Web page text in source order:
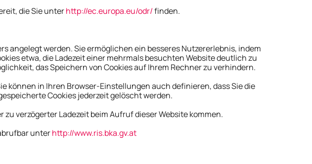
die Sie unterhttp://ec.europa.eu/odr/finden.
angelegt werden. Sie ermöglichen ein besseres Nutzererlebnis, indem
etwa, die Ladezeit einer mehrmals besuchten Website deutlich zu
das Speichern von Cookies auf Ihrem Rechner zu verhindern.
können in Ihren Browser-Einstellungen auch definieren, dass Sie die
Cookies jederzeit gelöscht werden.
verzögerter Ladezeit beim Aufruf dieser Website kommen.
unterhttp://www.ris.bka.gv.at